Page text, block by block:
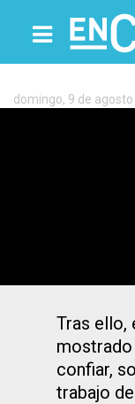
Etiqueta:
AVE
Toledo
Presiona
domingo, 9 de
Tras ello,
confiar,
trabajo